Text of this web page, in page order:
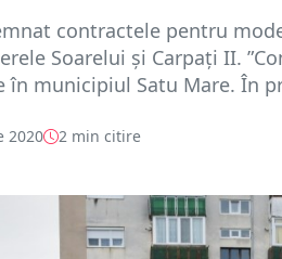
contractele pentru
Soarelui și Carpați II.
în municipiul Satu Mare. În
2020 2 min citire